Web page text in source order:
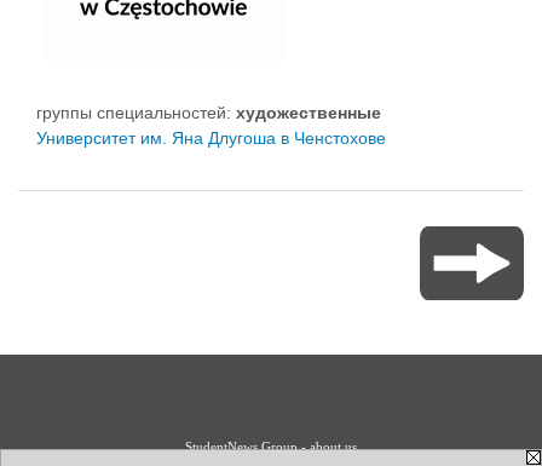
группы специальностей: художественные
Университет им. Яна Длугоша в Ченстохове
StudentNews Group - about us